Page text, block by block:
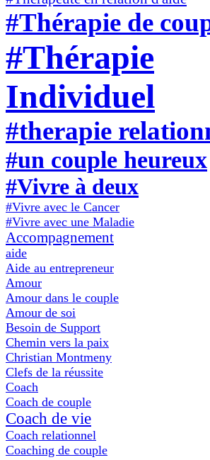
#Thérapie de
#Thérapie
Individuel
#therapie
#un couple heureux
#Vivre à deux
#Vivre avec le Cancer
#Vivre avec une Maladie
Accompagnement
aide
Aide au entrepreneur
Amour
Amour dans le couple
Amour de soi
Besoin de Support
Chemin vers la paix
Christian Montmeny
Clefs de la réussite
Coach
Coach de couple
Coach de vie
Coach relationnel
Coaching de couple